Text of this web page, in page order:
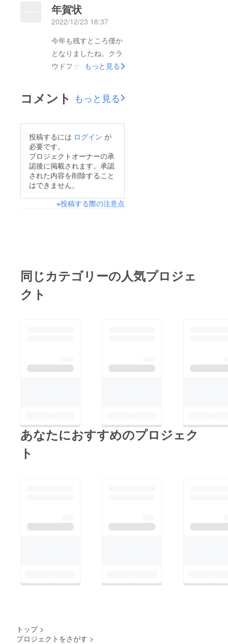
年賀状
2022/12/23 18:37
今年も残すところ僅か
となりましたね。クラ
ウドファンディングで
だき、誠にありがとう
ございます。リターン
詫びといったらなんで
すが、住所がわかる方
のみではございます
が、年賀状を送りたい
も皆様のご健康とご多
もっと見る
コメント もっと見る
投稿するには ログイン が
必要です。
プロジェクトオーナーの承
認後に掲載されます。承認
された内容を削除すること
はできません。
※投稿する際の注意点
同じカテゴリーの人気プロジェ
クト
あなたにおすすめのプロジェク
ト
トップ >
プロジェクトをさがす >